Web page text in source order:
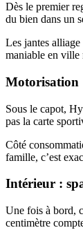
Dès le premier
du bien dans un
Les jantes alliage
maniable en ville
Motorisation
Sous le capot,
pas la carte
Côté
famille, c’est
Intérieur :
Une fois à bord,
centimètre